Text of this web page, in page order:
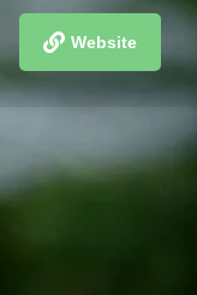
Website